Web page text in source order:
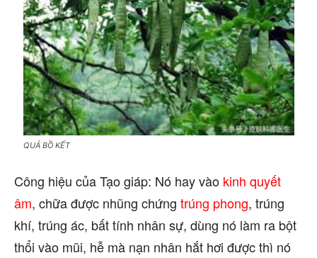
QUẢ BỒ KẾT
Công hiệu của Tạo giáp: Nó hay vào kinh quyết
âm, chữa được nhũng chứng trúng phong, trúng
khí, trúng ác, bất tính nhân sự, dùng nó làm ra bột
thổi vào mũi, hễ mà nạn nhân hắt hơi được thì nó